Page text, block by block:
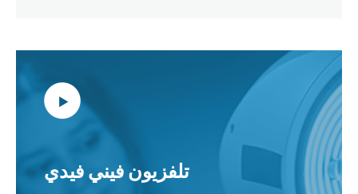
تلفزيون فيني فيدي